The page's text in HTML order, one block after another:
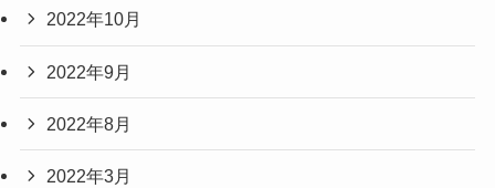
2022年10月
2022年9月
2022年8月
2022年3月